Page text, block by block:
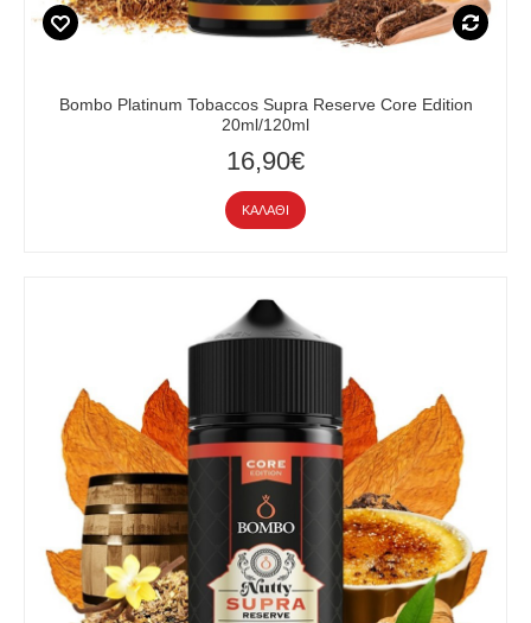
Bombo Platinum Tobaccos Supra Reserve Core Edition
20ml/120ml
16,90€
ΚΑΛΆΘΙ